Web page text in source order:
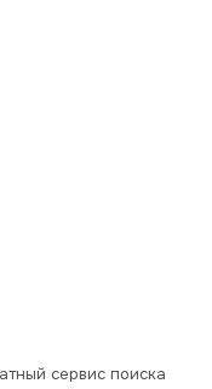
сервис поиска